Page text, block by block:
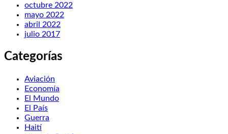
octubre 2022
mayo 2022
abril 2022
julio 2017
Categorías
Aviación
Economía
El Mundo
El País
Guerra
Haití